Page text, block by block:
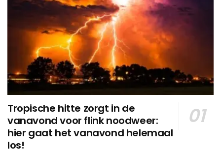
Tropische hitte zorgt in de
vanavond voor flink noodweer:
hier gaat het vanavond helemaal
los!